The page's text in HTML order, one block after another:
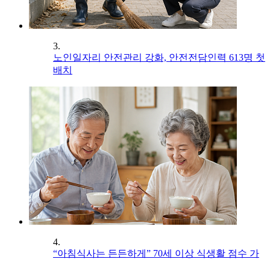
3.
노인일자리 안전관리 강화, 안전전담인력 613명 첫
배치
4.
“아침식사는 든든하게” 70세 이상 식생활 점수 가